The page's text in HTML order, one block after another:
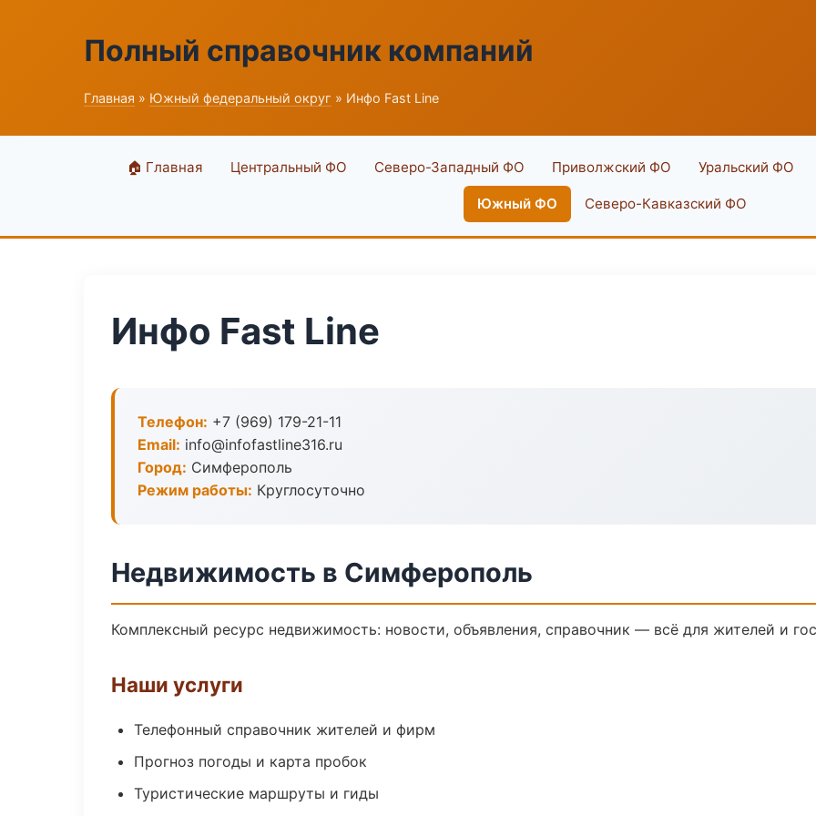
Полный справочник компаний
Главная » Южный федеральный округ » Инфо Fast Line
🏠 Главная Центральный ФО Северо-Западный ФО Приволжский ФО Уральский ФО
Южный ФО Северо-Кавказский ФО
Инфо Fast Line
Телефон: +7 (969) 179-21-11
Email: info@infofastline316.ru
Город: Симферополь
Режим работы: Круглосуточно
Недвижимость в Симферополь
Комплексный ресурс недвижимость: новости, объявления, справочник — всё для жителей и
Наши услуги
Телефонный справочник жителей и фирм
Прогноз погоды и карта пробок
Туристические маршруты и гиды